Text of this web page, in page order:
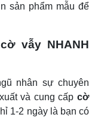
sản phẩm mẫu để
vẫy NHANH
nhân sự chuyên
và cung cấp cờ
1-2 ngày là bạn có